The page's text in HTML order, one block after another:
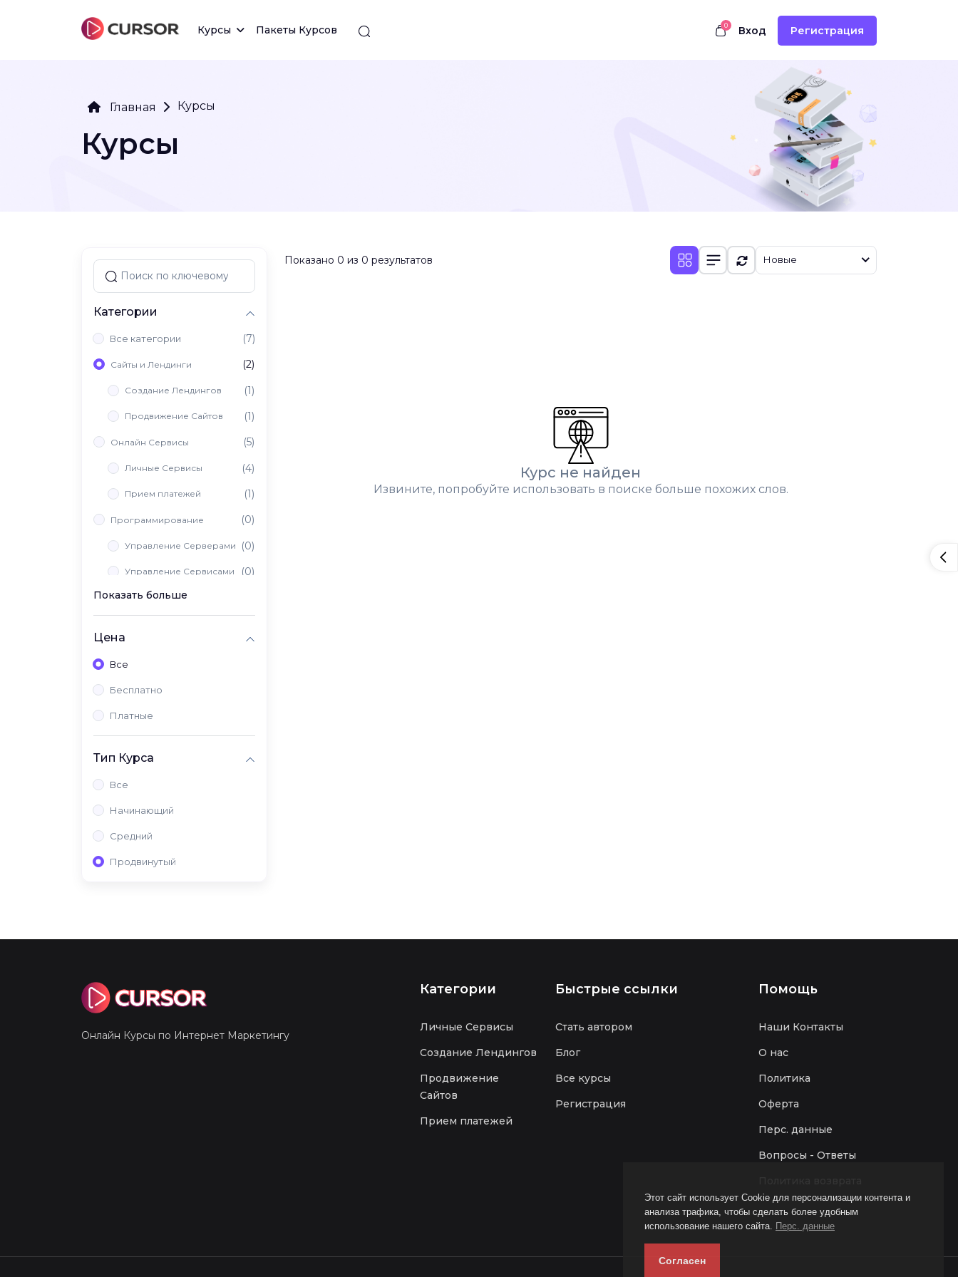
Курсы Пакеты Курсов 0 Вход Регистрация
Этот сайт использует Cookie для персонализации контента и
анализа трафика, чтобы сделать более удобным
использование нашего сайта. Перс. данные
Согласен
Главная Курсы
Курсы
Категории
Все категории (7)
Сайты и Лендинги (2)
Создание Лендингов (1)
Продвижение Сайтов (1)
Онлайн Сервисы (5)
Личные Сервисы (4)
Прием платежей (1)
Программирование (0)
Управление Серверами (0)
Управление Сервисами (0)
Вайб Кодинг
Показать больше
Цена
Все
Бесплатно
Платные
Тип Курса
Все
Начинающий
Средний
Продвинутый
Показано 0 из 0 результатов Новые
Курс не найден
Извините, попробуйте использовать в поиске больше похожих слов.
Онлайн Курсы по Интернет Маркетингу
Категории
Личные Сервисы
Создание Лендингов
Продвижение
Сайтов
Прием платежей
Быстрые ссылки
Стать автором
Блог
Все курсы
Регистрация
Помощь
Наши Контакты
О нас
Политика
Оферта
Перс. данные
Вопросы - Ответы